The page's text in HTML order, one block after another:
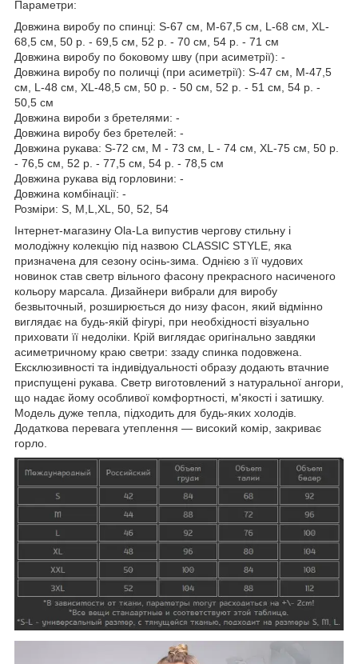
Параметри:
Довжина виробу по спинці: S-67 см, M-67,5 см, L-68 см, XL-
68,5 см, 50 р. - 69,5 см, 52 р. - 70 см, 54 р. - 71 см
Довжина виробу по боковому шву (при асиметрії): -
Довжина виробу по поличці (при асиметрії): S-47 см, M-47,5
см, L-48 см, XL-48,5 см, 50 р. - 50 см, 52 р. - 51 см, 54 р. -
50,5 см
Довжина вироби з бретелями: -
Довжина виробу без бретелей: -
Довжина рукава: S-72 см, M - 73 см, L - 74 см, XL-75 см, 50 р.
- 76,5 см, 52 р. - 77,5 см, 54 р. - 78,5 см
Довжина рукава від горловини: -
Довжина комбінації: -
Розміри: S, M,L,XL, 50, 52, 54
Інтернет-магазину Ola-La випустив чергову стильну і
молодіжну колекцію під назвою CLASSIC STYLE, яка
призначена для сезону осінь-зима. Однією з її чудових
новинок став светр вільного фасону прекрасного насиченого
кольору марсала. Дизайнери вибрали для виробу
безвыточный, розширюється до низу фасон, який відмінно
виглядає на будь-якій фігурі, при необхідності візуально
приховати її недоліки. Крій виглядає оригінально завдяки
асиметричному краю светри: ззаду спинка подовжена.
Ексклюзивності та індивідуальності образу додають втачние
приспущені рукава. Светр виготовлений з натуральної ангори,
що надає йому особливої комфортності, м'якості і затишку.
Модель дуже тепла, підходить для будь-яких холодів.
Додаткова перевага утеплення — високий комір, закриває
горло.